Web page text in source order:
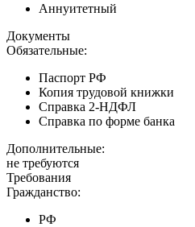
Аннуитетный
Документы
Обязательные:
Паспорт РФ
Копия трудовой книжки
Справка 2-НДФЛ
Справка по форме банка
Дополнительные:
не требуются
Требования
Гражданство:
РФ